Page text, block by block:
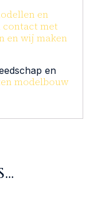
en
contact met
en wij maken
en
modelbouw